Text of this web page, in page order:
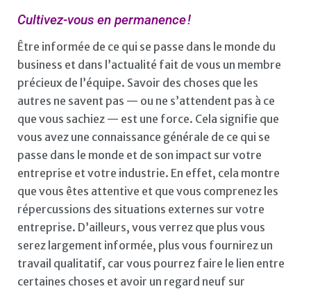
Cultivez-vous en permanence !
Être informée de ce qui se passe dans le monde du
business et dans l’actualité fait de vous un membre
précieux de l’équipe. Savoir des choses que les
autres ne savent pas — ou ne s’attendent pas à ce
que vous sachiez — est une force. Cela signifie que
vous avez une connaissance générale de ce qui se
passe dans le monde et de son impact sur votre
entreprise et votre industrie. En effet, cela montre
que vous êtes attentive et que vous comprenez les
répercussions des situations externes sur votre
entreprise. D’ailleurs, vous verrez que plus vous
serez largement informée, plus vous fournirez un
travail qualitatif, car vous pourrez faire le lien entre
certaines choses et avoir un regard neuf sur